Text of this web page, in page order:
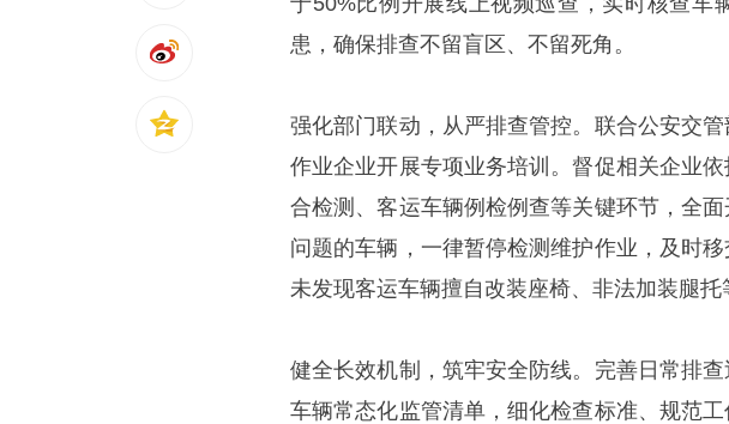
患，确保排查不留盲区、不留死角。
强化部门联动，从严排查管控。联合公安交
作业企业开展专项业务培训。督促相关企业
合检测、客运车辆例检例查等关键环节，全
问题的车辆，一律暂停检测维护作业，及时
未发现客运车辆擅自改装座椅、非法加装腿托
健全长效机制，筑牢安全防线。完善日常排
车辆常态化监管清单，细化检查标准、规范